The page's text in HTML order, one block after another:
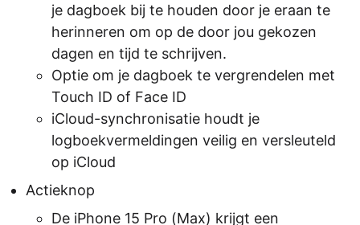
je dagboek bij te houden door je eraan te
herinneren om op de door jou gekozen
dagen en tijd te schrijven.
Optie om je dagboek te vergrendelen met
Touch ID of Face ID
iCloud-synchronisatie houdt je
logboekvermeldingen veilig en versleuteld
op iCloud
Actieknop
De iPhone 15 Pro (Max) krijgt een